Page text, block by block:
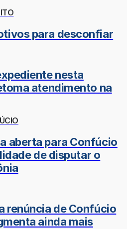
para desconfiar
nesta
atendimento na
aberta para Confúcio
de disputar o
renúncia de Confúcio
ainda mais